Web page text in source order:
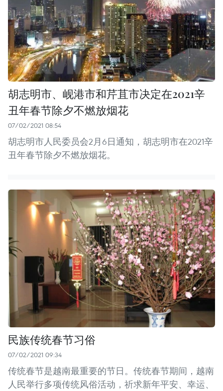
胡志明市、岘港市和芹苴市决定在2021辛
丑年春节除夕不燃放烟花
07/02/2021 08:54
胡志明市人民委员会2月6日通知，胡志明市在2021辛
丑年春节除夕不燃放烟花。
民族传统春节习俗
07/02/2021 09:34
传统春节是越南最重要的节日。传统春节期间，越南
人民举行多项传统风俗活动，祈求新年平安、幸运、